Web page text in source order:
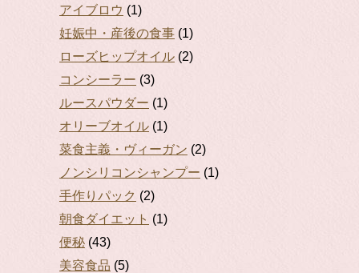
アイブロウ (1)
妊娠中・産後の食事 (1)
ローズヒップオイル (2)
コンシーラー (3)
ルースパウダー (1)
オリーブオイル (1)
菜食主義・ヴィーガン (2)
ノンシリコンシャンプー (1)
手作りパック (2)
朝食ダイエット (1)
便秘 (43)
美容食品 (5)